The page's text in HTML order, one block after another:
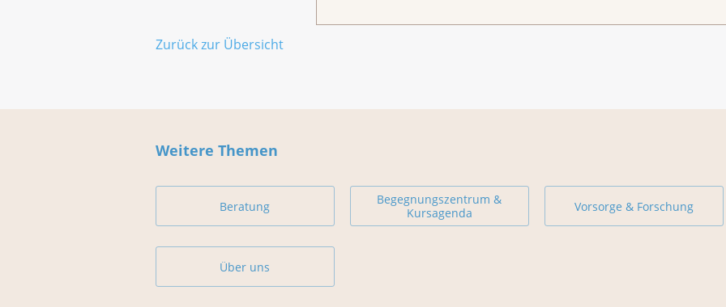
Zurück zur Übersicht
Weitere Themen
Beratung
Begegnungszentrum &
Kursagenda
Vorsorge & Forschung
Über uns